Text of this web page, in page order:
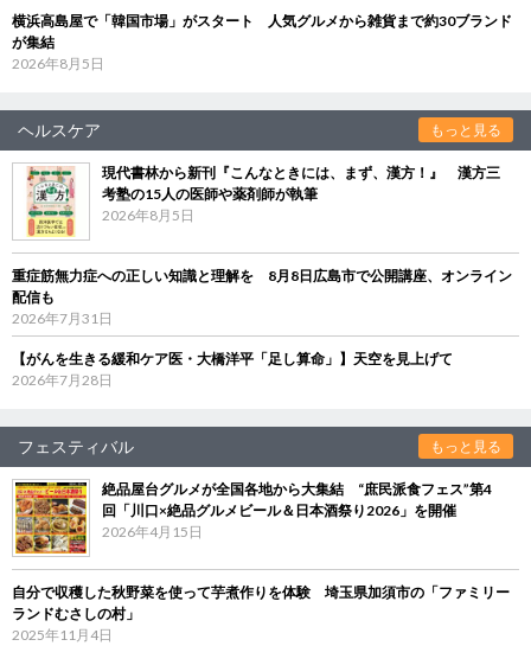
横浜高島屋で「韓国市場」がスタート 人気グルメから雑貨まで約30ブランド
が集結
2026年8月5日
ヘルスケア もっと見る
現代書林から新刊『こんなときには、まず、漢方！』 漢方三
考塾の15人の医師や薬剤師が執筆
2026年8月5日
重症筋無力症への正しい知識と理解を 8月8日広島市で公開講座、オンライン
配信も
2026年7月31日
【がんを生きる緩和ケア医・大橋洋平「足し算命」】天空を見上げて
2026年7月28日
フェスティバル もっと見る
絶品屋台グルメが全国各地から大集結 “庶民派食フェス”第4
回「川口×絶品グルメビール＆日本酒祭り2026」を開催
2026年4月15日
自分で収穫した秋野菜を使って芋煮作りを体験 埼玉県加須市の「ファミリー
ランドむさしの村」
2025年11月4日